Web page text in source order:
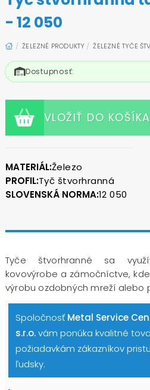
- 12 050
ŽELEZNÉ PRODUKTY ŽELEZNÉ TYČE
Dostupnosť:
VLOŽIŤ DO KOŠÍKA
MATERIÁL:Železo
PROFIL:Tyč štvorhranná
SLOVENSKÁ NORMA:12 050
Tyče štvorhranné sa
kovovýrobe a zámočníctve,
výrobu ozdobných mreží alebo
Spoločnosť Metal Service
s.r.o.vám ponúka kvalitné
požiadavkám zákazníkov
ľudsky.